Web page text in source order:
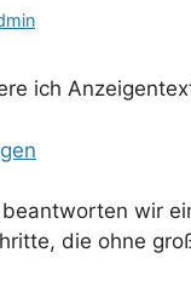
ich
wir
die ohne